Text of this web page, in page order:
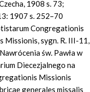
1908 s. 73;
1907 s. 252–70
Congregationis
Missionis, sygn. R. III-11,
św. Pawła w
Diecezjalnego na
Missionis
generales missalis